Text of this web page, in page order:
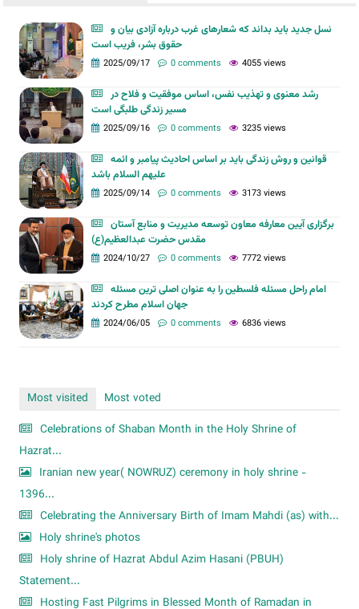
نسل جدید باید بداند که شعارهای غرب درباره آزادی بیان و
حقوق بشر، فریب است
2025/09/17 0 comments 4055 views
رشد معنوی و تهذیب نفس، اساس موفقیت و فلاح در
مسیر زندگی طلبگی است
2025/09/16 0 comments 3235 views
قوانین و روش زندگی باید بر اساس احادیث پیامبر و ائمه
علیهم السلام باشد
2025/09/14 0 comments 3173 views
برگزاری آیین معارفه معاون توسعه مدیریت و منابع آستان‌
مقدس‌ حضرت‌ عبدالعظیم(ع)
2024/10/27 0 comments 7772 views
امام راحل مسئله فلسطین را به عنوان اصلی ترین مسئله
جهان اسلام مطرح کردند
2024/06/05 0 comments 6836 views
Most visited
Most voted
Celebrations of Shaban Month in the Holy Shrine of
Hazrat...
Iranian new year( NOWRUZ) ceremony in holy shrine -
1396...
Celebrating the Anniversary Birth of Imam Mahdi (as) with...
Holy shrine's photos
Holy shrine of Hazrat Abdul Azim Hasani (PBUH)
Statement...
Hosting Fast Pilgrims in Blessed Month of Ramadan in